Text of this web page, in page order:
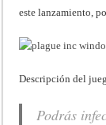
este lanzamiento,
Descripción del
Podrás